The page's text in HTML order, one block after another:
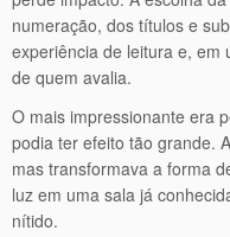
numeração, dos títulos e
experiência de leitura e, em
de quem avalia.
O mais impressionante era
podia ter efeito tão grande.
mas transformava a forma
luz em uma sala já
nítido.